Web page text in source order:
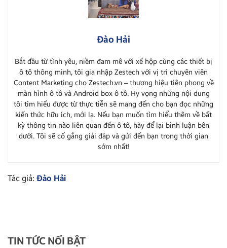
Đào Hải
Bắt đầu từ tình yêu, niềm đam mê với xế hộp cùng các thiết bị
ô tô thông minh, tôi gia nhập Zestech với vị trí chuyên viên
Content Marketing cho Zestech.vn – thương hiệu tiên phong về
màn hình ô tô và Android box ô tô. Hy vọng những nội dung
tôi tìm hiểu được từ thực tiễn sẽ mang đến cho bạn đọc những
kiến thức hữu ích, mới lạ. Nếu bạn muốn tìm hiểu thêm về bất
kỳ thông tin nào liên quan đến ô tô, hãy để lại bình luận bên
dưới. Tôi sẽ cố gắng giải đáp và gửi đến bạn trong thời gian
sớm nhất!
Tác giả: Đào Hải
TIN TỨC NỔI BẬT